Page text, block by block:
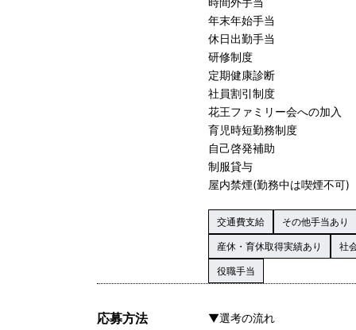
年末年始手当
休日出勤手当
研修制度
定期健康診断
社員割引制度
花王ファミリー会への加入
育児時短勤務制度
自己啓発補助
制服貸与
屋内禁煙(勤務中は喫煙不可)
交通費支給 その他手当あり
産休・育休取得実績あり 社
役職手当
応募方法
▼選考の流れ